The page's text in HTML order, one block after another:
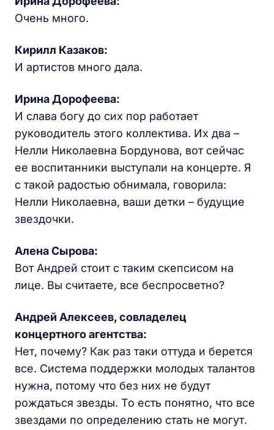
Очень много.
Кирилл Казаков:
И артистов много дала.
Ирина Дорофеева:
И слава богу до сих пор работает
руководитель этого коллектива. Их два –
Нелли Николаевна Бордунова, вот сейчас
ее воспитанники выступали на концерте. Я
с такой радостью обнимала, говорила:
Нелли Николаевна, ваши детки – будущие
звездочки.
Алена Сырова:
Вот Андрей стоит с таким скепсисом на
лице. Вы считаете, все беспросветно?
Андрей Алексеев, совладелец
концертного агентства:
Нет, почему? Как раз таки оттуда и берется
все. Система поддержки молодых талантов
нужна, потому что без них не будут
рождаться звезды. То есть понятно, что все
звездами по определению стать не могут.